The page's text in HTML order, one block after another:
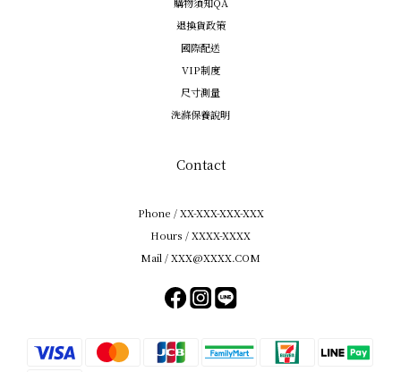
退換貨政策
國際配送
VIP制度
尺寸測量
洗滌保養說明
Contact
Phone / XX-XXX-XXX-XXX
Hours / XXXX-XXXX
Mail / XXX@XXXX.COM